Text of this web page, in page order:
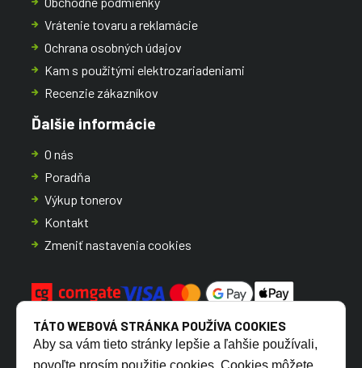
Vrátenie tovaru a reklamácie
Ochrana osobných údajov
Kam s použitými elektrozariadeniami
Recenzie zákazníkov
Ďalšie informácie
O nás
Poradňa
Výkup tonerov
Kontakt
Zmeniť nastavenia cookies
TÁTO WEBOVÁ STRÁNKA POUŽÍVA COOKIES
Aby sa vám tieto stránky lepšie a ľahšie používali,
povoľte prosím použitie cookies. Cookies môžete